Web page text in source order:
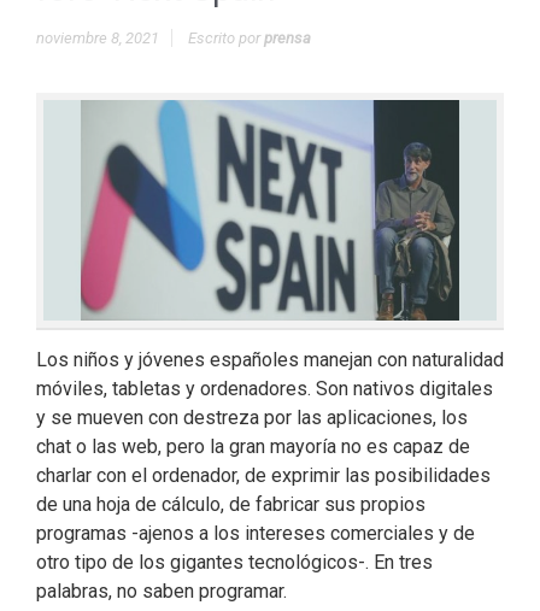
noviembre 8, 2021 Escrito porprensa
Los niños y jóvenes españoles manejan con naturalidad
móviles, tabletas y ordenadores. Son nativos digitales
y se mueven con destreza por las aplicaciones, los
chat o las web, pero la gran mayoría no es capaz de
charlar con el ordenador, de exprimir las posibilidades
de una hoja de cálculo, de fabricar sus propios
programas -ajenos a los intereses comerciales y de
otro tipo de los gigantes tecnológicos-. En tres
palabras, no saben programar.